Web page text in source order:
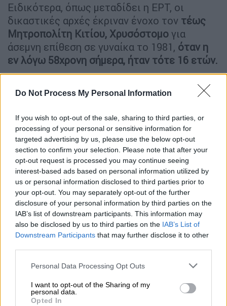
Do Not Process My Personal Information
If you wish to opt-out of the sale, sharing to third parties, or
processing of your personal or sensitive information for
targeted advertising by us, please use the below opt-out
section to confirm your selection. Please note that after your
opt-out request is processed you may continue seeing
interest-based ads based on personal information utilized by
us or personal information disclosed to third parties prior to
your opt-out. You may separately opt-out of the further
disclosure of your personal information by third parties on the
IAB’s list of downstream participants. This information may
also be disclosed by us to third parties on the IAB’s List of
Downstream Participants that may further disclose it to other
Please note that this website/app uses one or more Google
not limited to your visit or usage behaviour. You may click to
grant or deny consent to Google and its third-party tags to
Personal Data Processing Opt Outs
I want to opt-out of the Sharing of my
personal data.
Opted In
Ειδικότερα, όπως μεταδίδει η ΕΡΤ, οι
δικαστικές αρχές έκριναν ένοχο τον τέως
Μητροπολίτη Κιτίου, Χρυσόστομο για
άσεμνη επίθεση σε γυναίκα το 1981, όταν η
εν λόγω 58χρονη σήμερα, ήταν τότε 16 ετών.
Όπως κατέθεσε η γυναίκα πριν από λίγους
μήνες, είχε επισκεφθεί πέντε φορές στο
προκειμένου να λάβει επίδομα ως ορφανή,
εξαιτίας του θανάτου του πατέρα της. Κατά
τα λεγόμενά της, την πέμπτη φορά, ο ιερέας
την κλείδωσε στο γραφείο του και της
επιτέθηκε άσεμνα.
Το δικαστήριο έκρινεως αξιόπιστους
μάρτυρεςτην γυναίκα, την μητέρα της, την
αδελφή της και τον γιατρό της.
Όσον αφορά την γυναίκα, όπως αναφέρθηκε,
ακλόνητη είναι η πεποίθηση του
εμπειρία που την στιγμάτισε γι αυτο και
έκανε απόλυτα αποδεκτή της θέση της.